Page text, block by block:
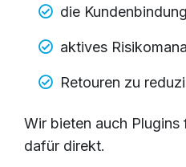
die
aktives
Retouren zu
Wir bieten auch
dafür direkt.